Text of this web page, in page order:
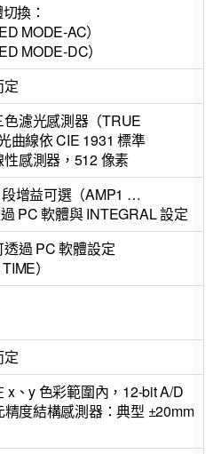
換：
MODE-AC）
MODE-DC）
定
濾光感測器（TRUE
曲線依 CIE 1931 標準
感測器，512 像素
增益可選（AMP1 …
PC 軟體與 INTEGRAL 設定
過 PC 軟體設定
）
定
x、y 色彩範圍內，12-bit A/D
度結構感測器：典型 ±20mm